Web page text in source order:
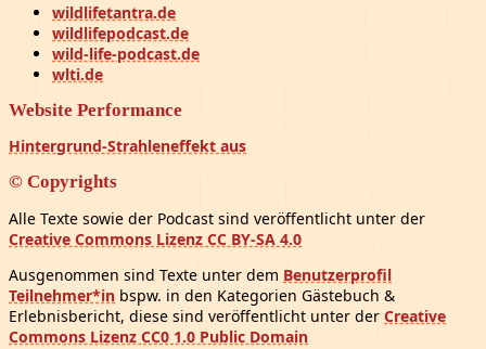
wildlifetantra.de
wildlifepodcast.de
wild-life-podcast.de
wlti.de
Website Performance
Hintergrund-Strahleneffekt aus
© Copyrights
Alle Texte sowie der Podcast sind veröffentlicht unter der
Creative Commons Lizenz CC BY-SA 4.0
Ausgenommen sind Texte unter dem Benutzerprofil
Teilnehmer*in bspw. in den Kategorien Gästebuch &
Erlebnisbericht, diese sind veröffentlicht unter der Creative
Commons Lizenz CC0 1.0 Public Domain